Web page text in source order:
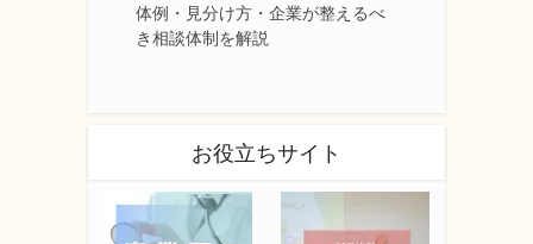
体例・見分け方・企業が整えるべ
き相談体制を解説
お役立ちサイト